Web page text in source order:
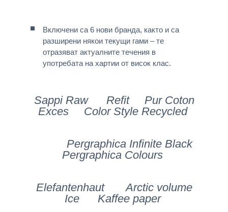
Включени са 6 нови бранда, както и са
разширени някои текущи гами – те
отразяват актуалните течения в
употребата на хартии от висок клас.
Sappi Raw Refit Pur Coton
Exces Color Style Recycled
Pergraphica Infinite Black
Pergraphica Colours
Elefantenhaut Arctic volume
Icе Kaffee paper